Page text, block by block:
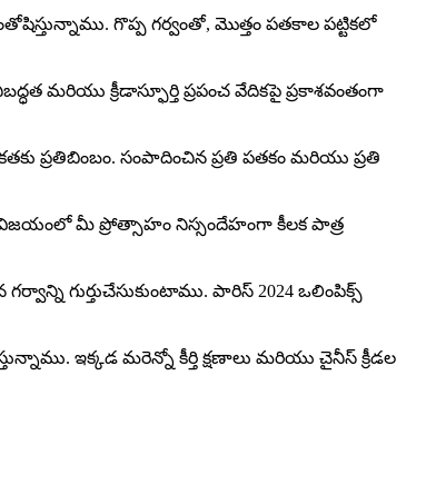
గొప్ప గర్వంతో, మొత్తం పతకాల పట్టికలో
మరియు క్రీడాస్ఫూర్తి ప్రపంచ వేదికపై ప్రకాశవంతంగా
ప్రతిబింబం. సంపాదించిన ప్రతి పతకం మరియు ప్రతి
మీ ప్రోత్సాహం నిస్సందేహంగా కీలక పాత్ర
గుర్తుచేసుకుంటాము. పారిస్ 2024 ఒలింపిక్స్
ఇక్కడ మరెన్నో కీర్తి క్షణాలు మరియు చైనీస్ క్రీడల